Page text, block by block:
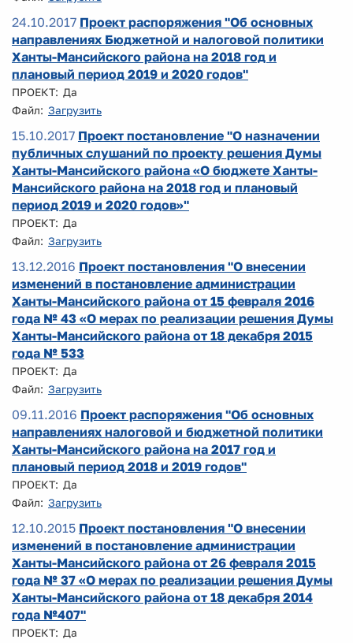
24.10.2017 Проект распоряжения "Об основных
направлениях Бюджетной и налоговой политики
Ханты-Мансийского района на 2018 год и
плановый период 2019 и 2020 годов"
ПРОЕКТ: Да
Файл: Загрузить
15.10.2017 Проект постановление "О назначении
публичных слушаний по проекту решения Думы
Ханты-Мансийского района «О бюджете Ханты-
Мансийского района на 2018 год и плановый
период 2019 и 2020 годов»"
ПРОЕКТ: Да
Файл: Загрузить
13.12.2016 Проект постановления "О внесении
изменений в постановление администрации
Ханты-Мансийского района от 15 февраля 2016
года № 43 «О мерах по реализации решения Думы
Ханты-Мансийского района от 18 декабря 2015
года № 533
ПРОЕКТ: Да
Файл: Загрузить
09.11.2016 Проект распоряжения "Об основных
направлениях налоговой и бюджетной политики
Ханты-Мансийского района на 2017 год и
плановый период 2018 и 2019 годов"
ПРОЕКТ: Да
Файл: Загрузить
12.10.2015 Проект постановления "О внесении
изменений в постановление администрации
Ханты-Мансийского района от 26 февраля 2015
года № 37 «О мерах по реализации решения Думы
Ханты-Мансийского района от 18 декабря 2014
года №407"
ПРОЕКТ: Да